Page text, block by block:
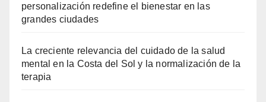
personalización redefine el bienestar en las
grandes ciudades
La creciente relevancia del cuidado de la salud
mental en la Costa del Sol y la normalización de la
terapia